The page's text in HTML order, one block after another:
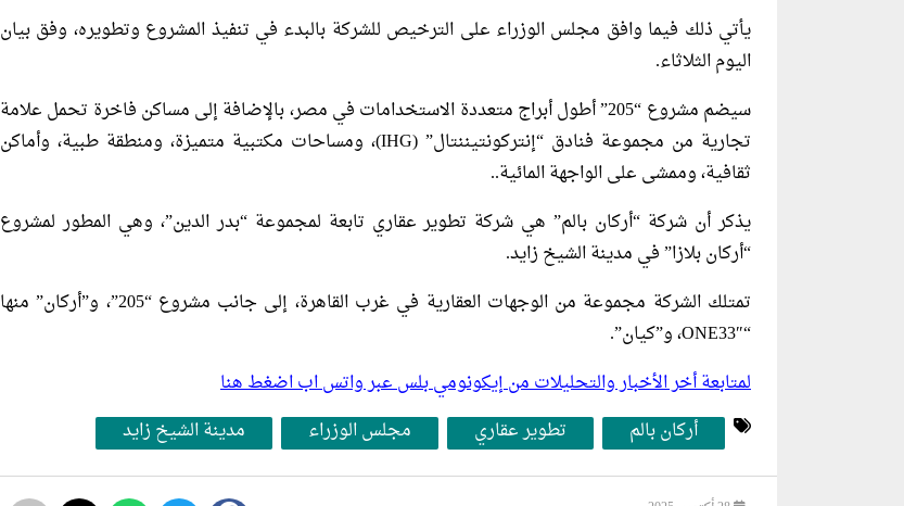
يأتي ذلك فيما وافق مجلس الوزراء على الترخيص للشركة بالبدء في تنفيذ المشروع وتطويره، وفق بيان
اليوم الثلاثاء.
سيضم مشروع “205” أطول أبراج متعددة الاستخدامات في مصر، بالإضافة إلى مساكن فاخرة تحمل علامة
تجارية من مجموعة فنادق “إنتركونتيننتال” (IHG)، ومساحات مكتبية متميزة، ومنطقة طبية، وأماكن
ثقافية، وممشى على الواجهة المائية..
يذكر أن شركة “أركان بالم” هي شركة تطوير عقاري تابعة لمجموعة “بدر الدين”، وهي المطور لمشروع
“أركان بلازا” في مدينة الشيخ زايد.
تمتلك الشركة مجموعة من الوجهات العقارية في غرب القاهرة، إلى جانب مشروع “205”، و”أركان” منها
“ONE33″، و”كيان”.
لمتابعة أخر الأخبار والتحليلات من إيكونومي بلس عبر واتس اب اضغط هنا
أركان بالم
تطوير عقاري مجلس الوزراء مدينة الشيخ زايد